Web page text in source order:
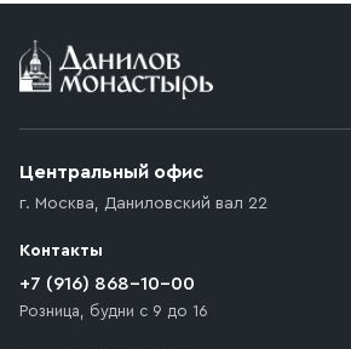
Центральный офис
г. Москва, Даниловский вал 22
Контакты
+7 (916) 868-10-00
Розница, будни с 9 до 16